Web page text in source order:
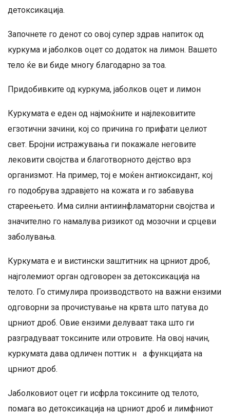
детоксикација.
Започнете го денот со овој супер здрав напиток од
куркума и јаболков оцет со додаток на лимон. Вашето
тело ќе ви биде многу благодарно за тоа.
Придобивките од куркума, јаболков оцет и лимон
Куркумата е еден од најмоќните и најлековитите
егзотични зачини, кој со причина го прифати целиот
свет. Бројни истражувања ги покажале неговите
лековити својства и благотворното дејство врз
организмот. На пример, тој е моќен антиоксидант, кој
го подобрува здравјето на кожата и го забавува
стареењето. Има силни антиинфламаторни својства и
значително го намалува ризикот од мозочни и срцеви
заболувања.
Куркумата е и вистински заштитник на црниот дроб,
најголемиот орган одговорен за детоксикација на
телото. Го стимулира производството на важни ензими
одговорни за прочистување на крвта што патува до
црниот дроб. Овие ензими делуваат така што ги
разградуваат токсините или отровите. На овој начин,
куркумата дава одличен поттик н а функцијата на
црниот дроб.
Јаболковиот оцет ги исфрла токсините од телото,
помага во детоксикација на црниот дроб и лимфниот